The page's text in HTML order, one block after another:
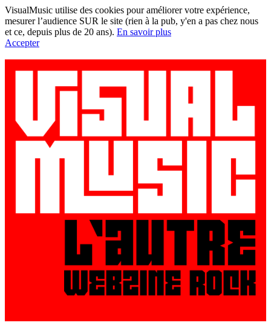
VisualMusic utilise des cookies pour améliorer votre expérience,
mesurer l’audience SUR le site (rien à la pub, y'en a pas chez nous
et ce, depuis plus de 20 ans). En savoir plus
Accepter